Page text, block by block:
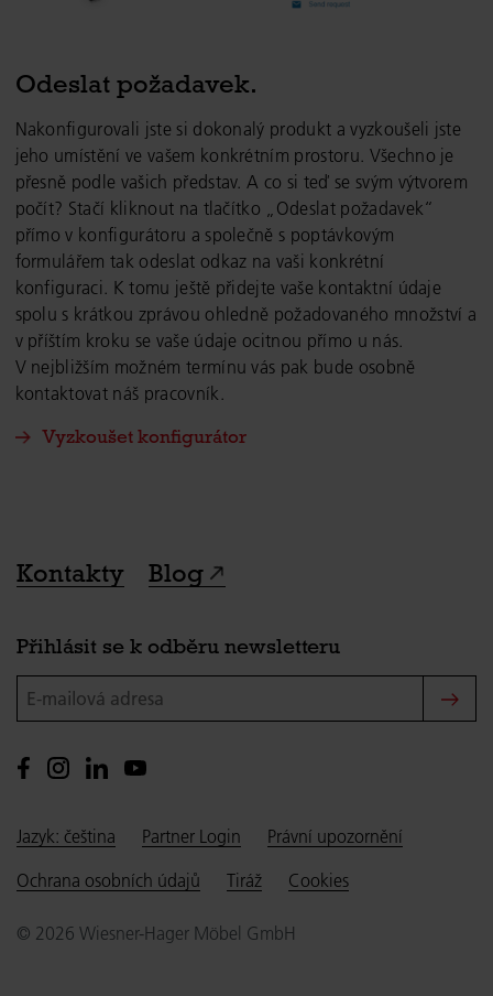
Odeslat požadavek.
Nakonfigurovali jste si dokonalý produkt a vyzkoušeli jste
jeho umístění ve vašem konkrétním prostoru. Všechno je
přesně podle vašich představ. A co si teď se svým výtvorem
počít? Stačí kliknout na tlačítko „Odeslat požadavek“
přímo v konfigurátoru a společně s poptávkovým
formulářem tak odeslat odkaz na vaši konkrétní
konfiguraci. K tomu ještě přidejte vaše kontaktní údaje
spolu s krátkou zprávou ohledně požadovaného množství a
v příštím kroku se vaše údaje ocitnou přímo u nás.
V nejbližším možném termínu vás pak bude osobně
kontaktovat náš pracovník.
Vyzkoušet konfigurátor
Kontakty Blog
Přihlásit se k odběru newsletteru
E-mailová adresa
Jazyk: čeština Partner Login
Právní upozornění
Ochrana osobních údajů
Tiráž Cookies
© 2026 Wiesner-Hager Möbel GmbH